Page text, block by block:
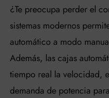
¿Te preocupa perder el
sistemas modernos
automático a modo
Además, las cajas
tiempo real la velocidad,
demanda de potencia